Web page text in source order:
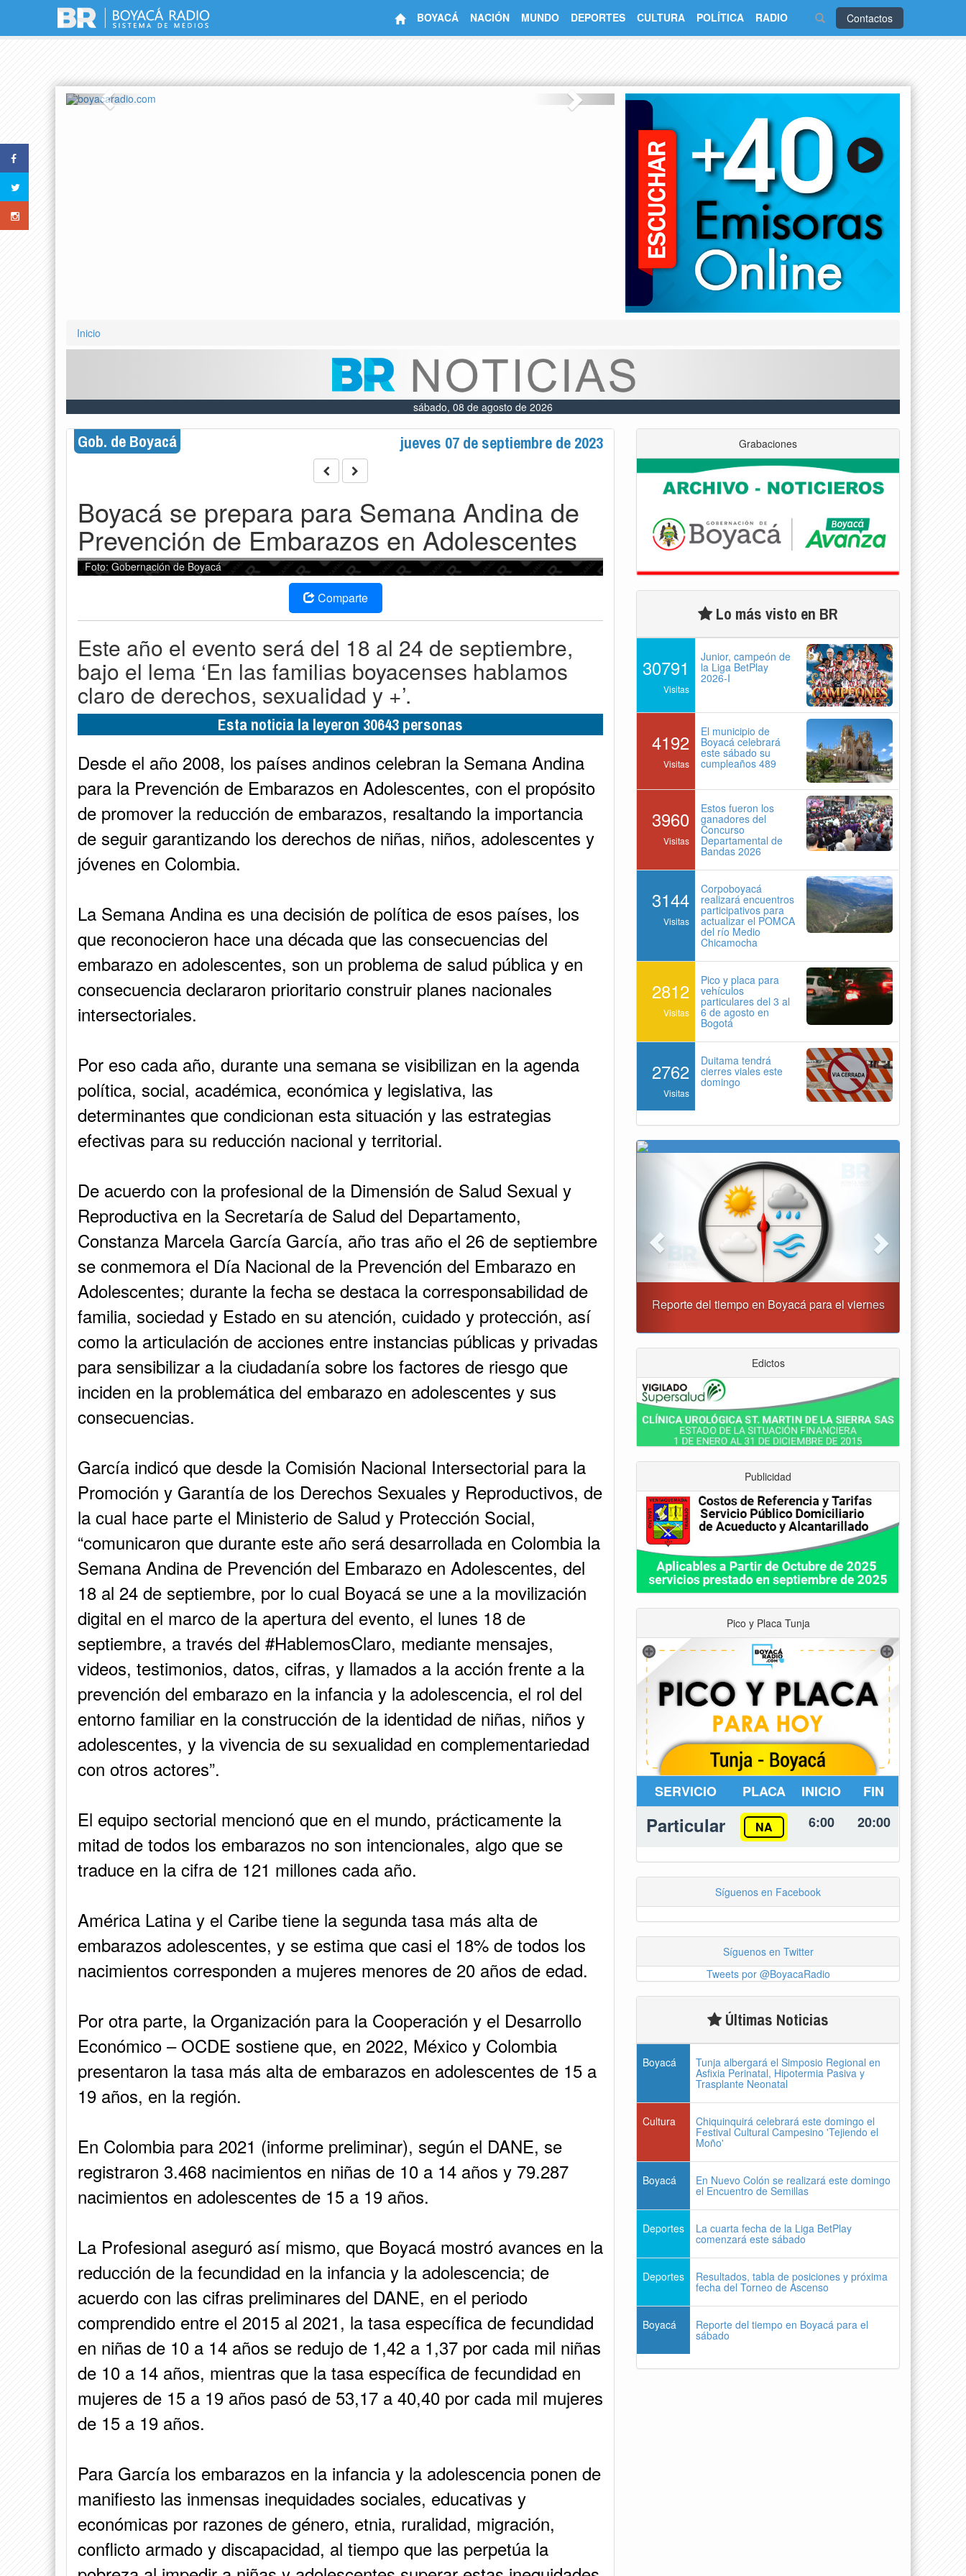
Contactos
BOYACÁ NACIÓN MUNDO DEPORTES CULTURA POLÍTICA RADIO
Previous Next
Inicio
sábado, 08 de agosto de 2026
Gob. de Boyacá jueves 07 de septiembre de 2023
Boyacá se prepara para Semana Andina de
Prevención de Embarazos en Adolescentes
Foto: Gobernación de Boyacá
Comparte
Este año el evento será del 18 al 24 de septiembre,
bajo el lema ‘En las familias boyacenses hablamos
claro de derechos, sexualidad y +’.
Esta noticia la leyeron 30643 personas
Desde el año 2008, los países andinos celebran la Semana Andina
para la Prevención de Embarazos en Adolescentes, con el propósito
de promover la reducción de embarazos, resaltando la importancia
de seguir garantizando los derechos de niñas, niños, adolescentes y
jóvenes en Colombia.
La Semana Andina es una decisión de política de esos países, los
que reconocieron hace una década que las consecuencias del
embarazo en adolescentes, son un problema de salud pública y en
consecuencia declararon prioritario construir planes nacionales
intersectoriales.
Por eso cada año, durante una semana se visibilizan en la agenda
política, social, académica, económica y legislativa, las
determinantes que condicionan esta situación y las estrategias
efectivas para su reducción nacional y territorial.
De acuerdo con la profesional de la Dimensión de Salud Sexual y
Reproductiva en la Secretaría de Salud del Departamento,
Constanza Marcela García García, año tras año el 26 de septiembre
se conmemora el Día Nacional de la Prevención del Embarazo en
Adolescentes; durante la fecha se destaca la corresponsabilidad de
familia, sociedad y Estado en su atención, cuidado y protección, así
como la articulación de acciones entre instancias públicas y privadas
para sensibilizar a la ciudadanía sobre los factores de riesgo que
inciden en la problemática del embarazo en adolescentes y sus
consecuencias.
García indicó que desde la Comisión Nacional Intersectorial para la
Promoción y Garantía de los Derechos Sexuales y Reproductivos, de
la cual hace parte el Ministerio de Salud y Protección Social,
“comunicaron que durante este año será desarrollada en Colombia la
Semana Andina de Prevención del Embarazo en Adolescentes, del
18 al 24 de septiembre, por lo cual Boyacá se une a la movilización
digital en el marco de la apertura del evento, el lunes 18 de
septiembre, a través del #HablemosClaro, mediante mensajes,
videos, testimonios, datos, cifras, y llamados a la acción frente a la
prevención del embarazo en la infancia y la adolescencia, el rol del
entorno familiar en la construcción de la identidad de niñas, niños y
adolescentes, y la vivencia de su sexualidad en complementariedad
con otros actores”.
El equipo sectorial mencionó que en el mundo, prácticamente la
mitad de todos los embarazos no son intencionales, algo que se
traduce en la cifra de 121 millones cada año.
América Latina y el Caribe tiene la segunda tasa más alta de
embarazos adolescentes, y se estima que casi el 18% de todos los
nacimientos corresponden a mujeres menores de 20 años de edad.
Por otra parte, la Organización para la Cooperación y el Desarrollo
Económico – OCDE sostiene que, en 2022, México y Colombia
presentaron la tasa más alta de embarazos en adolescentes de 15 a
19 años, en la región.
En Colombia para 2021 (informe preliminar), según el DANE, se
registraron 3.468 nacimientos en niñas de 10 a 14 años y 79.287
nacimientos en adolescentes de 15 a 19 años.
La Profesional aseguró así mismo, que Boyacá mostró avances en la
reducción de la fecundidad en la infancia y la adolescencia; de
acuerdo con las cifras preliminares del DANE, en el periodo
comprendido entre el 2015 al 2021, la tasa específica de fecundidad
en niñas de 10 a 14 años se redujo de 1,42 a 1,37 por cada mil niñas
de 10 a 14 años, mientras que la tasa específica de fecundidad en
mujeres de 15 a 19 años pasó de 53,17 a 40,40 por cada mil mujeres
de 15 a 19 años.
Para García los embarazos en la infancia y la adolescencia ponen de
manifiesto las inmensas inequidades sociales, educativas y
económicas por razones de género, etnia, ruralidad, migración,
conflicto armado y discapacidad, al tiempo que las perpetúa la
Grabaciones
Lo más visto en BR
30791
Visitas
Junior, campeón de
la Liga BetPlay
2026-I
4192
Visitas
El municipio de
Boyacá celebrará
este sábado su
cumpleaños 489
3960
Visitas
Estos fueron los
ganadores del
Concurso
Departamental de
Bandas 2026
3144
Visitas
Corpoboyacá
realizará encuentros
participativos para
actualizar el POMCA
del río Medio
Chicamocha
2812
Visitas
Pico y placa para
vehículos
particulares del 3 al
6 de agosto en
Bogotá
2762
Visitas
Duitama tendrá
cierres viales este
domingo
“Tunja nos ha dado demasiado y no podemos
Edictos
Publicidad
Pico y Placa Tunja
SERVICIO PLACA INICIO FIN
Particular NA 6:00 20:00
Síguenos en Facebook
Síguenos en Twitter
Tweets por @BoyacaRadio
Últimas Noticias
Boyacá Tunja albergará el Simposio Regional en
Asfixia Perinatal, Hipotermia Pasiva y
Trasplante Neonatal
Cultura Chiquinquirá celebrará este domingo el
Festival Cultural Campesino 'Tejiendo el
Moño'
Boyacá En Nuevo Colón se realizará este domingo
el Encuentro de Semillas
Deportes La cuarta fecha de la Liga BetPlay
comenzará este sábado
Deportes Resultados, tabla de posiciones y próxima
fecha del Torneo de Ascenso
Boyacá Reporte del tiempo en Boyacá para el
sábado